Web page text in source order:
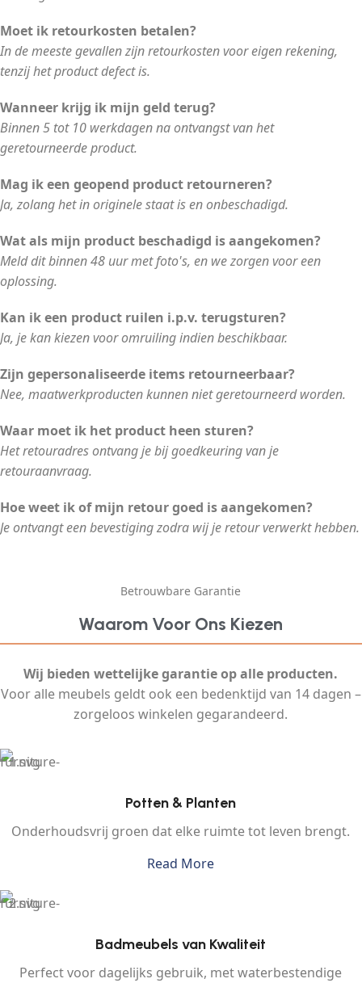
Moet ik retourkosten betalen?
In de meeste gevallen zijn retourkosten voor eigen rekening,
tenzij het product defect is.
Wanneer krijg ik mijn geld terug?
Binnen 5 tot 10 werkdagen na ontvangst van het
geretourneerde product.
Mag ik een geopend product retourneren?
Ja, zolang het in originele staat is en onbeschadigd.
Wat als mijn product beschadigd is aangekomen?
Meld dit binnen 48 uur met foto's, en we zorgen voor een
oplossing.
Kan ik een product ruilen i.p.v. terugsturen?
Ja, je kan kiezen voor omruiling indien beschikbaar.
Zijn gepersonaliseerde items retourneerbaar?
Nee, maatwerkproducten kunnen niet geretourneerd worden.
Waar moet ik het product heen sturen?
Het retouradres ontvang je bij goedkeuring van je
retouraanvraag.
Hoe weet ik of mijn retour goed is aangekomen?
Je ontvangt een bevestiging zodra wij je retour verwerkt hebben.
Betrouwbare Garantie
Waarom Voor Ons Kiezen
Wij bieden wettelijke garantie op alle producten.
Voor alle meubels geldt ook een bedenktijd van 14 dagen –
zorgeloos winkelen gegarandeerd.
Potten & Planten
Onderhoudsvrij groen dat elke ruimte tot leven brengt.
Read More
Badmeubels van Kwaliteit
Perfect voor dagelijks gebruik, met waterbestendige